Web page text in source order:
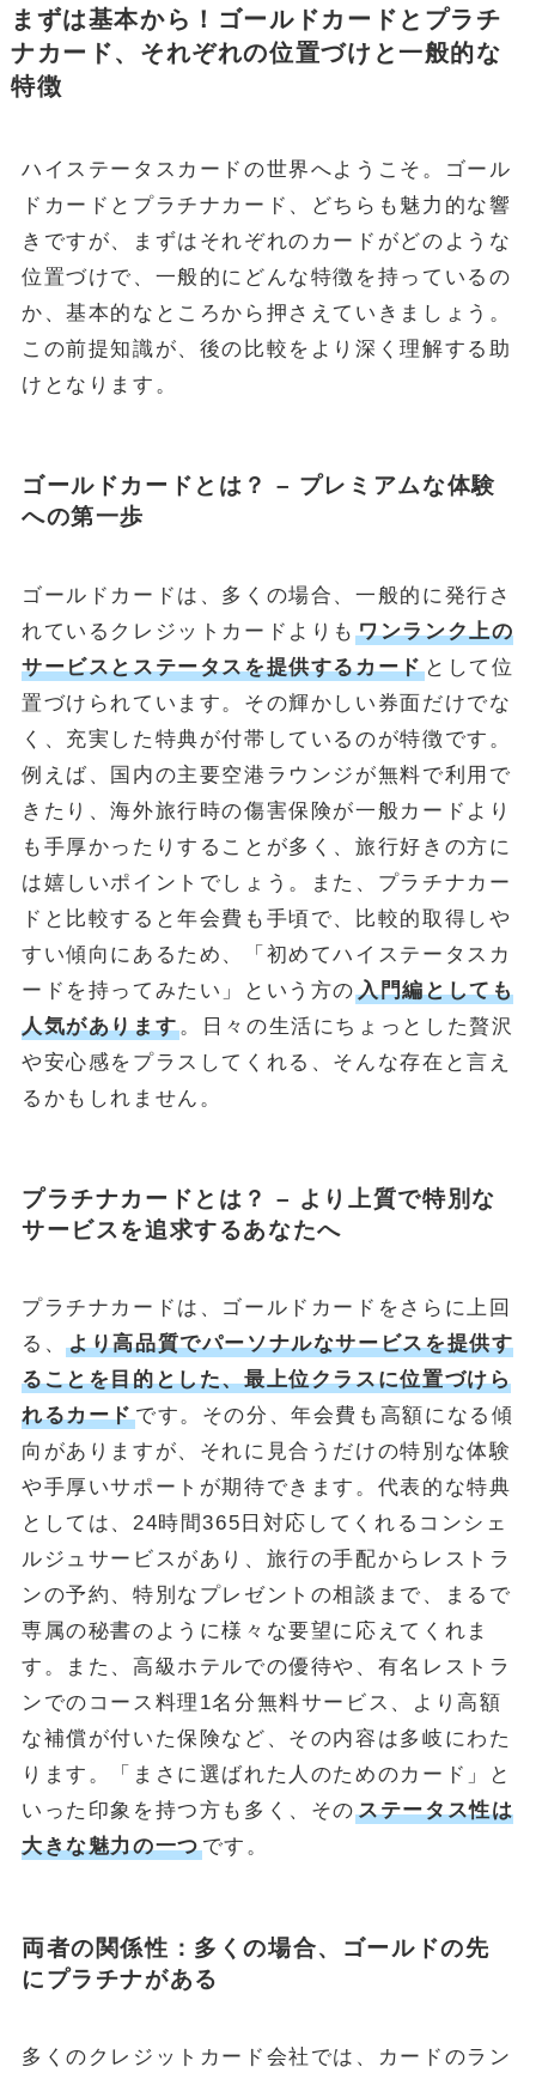
まずは基本から！ゴールドカードとプラチ
ナカード、それぞれの位置づけと一般的な
特徴
ハイステータスカードの世界へようこそ。ゴール
ドカードとプラチナカード、どちらも魅力的な響
きですが、まずはそれぞれのカードがどのような
位置づけで、一般的にどんな特徴を持っているの
か、基本的なところから押さえていきましょう。
この前提知識が、後の比較をより深く理解する助
けとなります。
ゴールドカードとは？ – プレミアムな体験
への第一歩
ゴールドカードは、多くの場合、一般的に発行さ
れているクレジットカードよりもワンランク上の
サービスとステータスを提供するカードとして位
置づけられています。その輝かしい券面だけでな
く、充実した特典が付帯しているのが特徴です。
例えば、国内の主要空港ラウンジが無料で利用で
きたり、海外旅行時の傷害保険が一般カードより
も手厚かったりすることが多く、旅行好きの方に
は嬉しいポイントでしょう。また、プラチナカー
ドと比較すると年会費も手頃で、比較的取得しや
すい傾向にあるため、「初めてハイステータスカ
ードを持ってみたい」という方の入門編としても
人気があります。日々の生活にちょっとした贅沢
や安心感をプラスしてくれる、そんな存在と言え
るかもしれません。
プラチナカードとは？ – より上質で特別な
サービスを追求するあなたへ
プラチナカードは、ゴールドカードをさらに上回
る、より高品質でパーソナルなサービスを提供す
ることを目的とした、最上位クラスに位置づけら
れるカードです。その分、年会費も高額になる傾
向がありますが、それに見合うだけの特別な体験
や手厚いサポートが期待できます。代表的な特典
としては、24時間365日対応してくれるコンシェ
ルジュサービスがあり、旅行の手配からレストラ
ンの予約、特別なプレゼントの相談まで、まるで
専属の秘書のように様々な要望に応えてくれま
す。また、高級ホテルでの優待や、有名レストラ
ンでのコース料理1名分無料サービス、より高額
な補償が付いた保険など、その内容は多岐にわた
ります。「まさに選ばれた人のためのカード」と
いった印象を持つ方も多く、そのステータス性は
大きな魅力の一つです。
両者の関係性：多くの場合、ゴールドの先
にプラチナがある
多くのクレジットカード会社では、カードのラン